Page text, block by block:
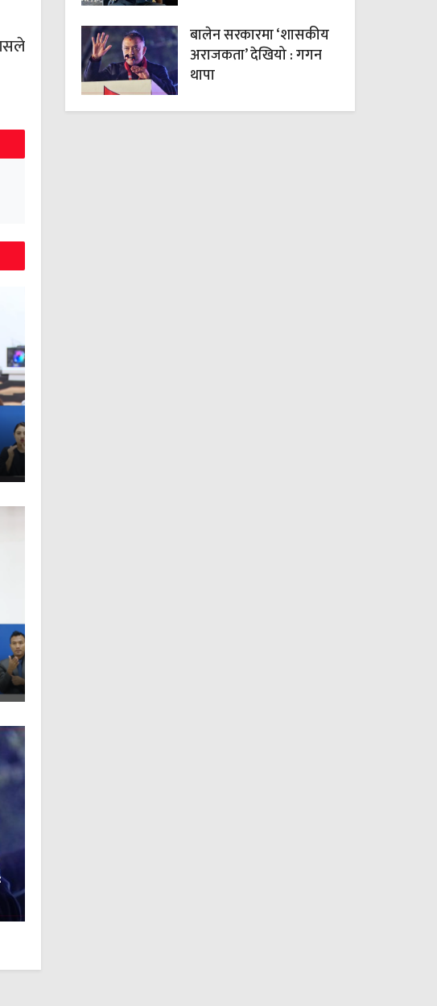
बालेन सरकारमा ‘शासकीय
अराजकता’ देखियो : गगन
थापा